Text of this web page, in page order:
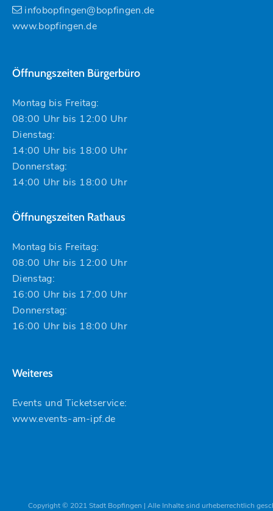
infobopfingen@bopfingen.de
www.bopfingen.de
Öffnungszeiten Bürgerbüro
Montag bis Freitag:
08:00 Uhr bis 12:00 Uhr
Dienstag:
14:00 Uhr bis 18:00 Uhr
Donnerstag:
14:00 Uhr bis 18:00 Uhr
Öffnungszeiten Rathaus
Montag bis Freitag:
08:00 Uhr bis 12:00 Uhr
Dienstag:
16:00 Uhr bis 17:00 Uhr
Donnerstag:
16:00 Uhr bis 18:00 Uhr
Weiteres
Events und Ticketservice:
www.events-am-ipf.de
Copyright © 2021 Stadt Bopfingen | Alle Inhalte sind urheberrechtlich